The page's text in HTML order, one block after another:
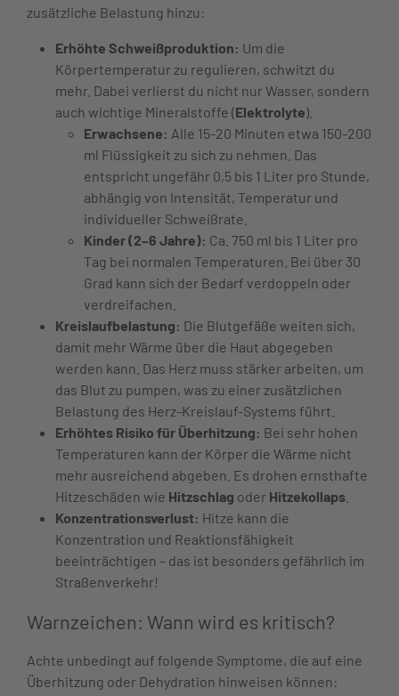
zusätzliche Belastung hinzu:
Erhöhte Schweißproduktion: Um die
Körpertemperatur zu regulieren, schwitzt du
mehr. Dabei verlierst du nicht nur Wasser, sondern
auch wichtige Mineralstoffe (Elektrolyte).
Erwachsene: Alle 15-20 Minuten etwa 150-200
ml Flüssigkeit zu sich zu nehmen. Das
entspricht ungefähr 0,5 bis 1 Liter pro Stunde,
abhängig von Intensität, Temperatur und
individueller Schweißrate.
Kinder (2–6 Jahre): Ca. 750 ml bis 1 Liter pro
Tag bei normalen Temperaturen. Bei über 30
Grad kann sich der Bedarf verdoppeln oder
verdreifachen.
Kreislaufbelastung: Die Blutgefäße weiten sich,
damit mehr Wärme über die Haut abgegeben
werden kann. Das Herz muss stärker arbeiten, um
das Blut zu pumpen, was zu einer zusätzlichen
Belastung des Herz-Kreislauf-Systems führt.
Erhöhtes Risiko für Überhitzung: Bei sehr hohen
Temperaturen kann der Körper die Wärme nicht
mehr ausreichend abgeben. Es drohen ernsthafte
Hitzeschäden wie Hitzschlag oder Hitzekollaps
Konzentrationsverlust: Hitze kann die
Konzentration und Reaktionsfähigkeit
beeinträchtigen – das ist besonders gefährlich im
Straßenverkehr!
Warnzeichen: Wann wird es kritisch?
Achte unbedingt auf folgende Symptome, die auf eine
Überhitzung oder Dehydration hinweisen können: